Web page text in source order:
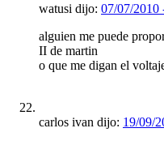
watusi dijo: 07/07/2010
alguien me puede
II de martin
o que me digan el
carlos ivan dijo: 19/09/